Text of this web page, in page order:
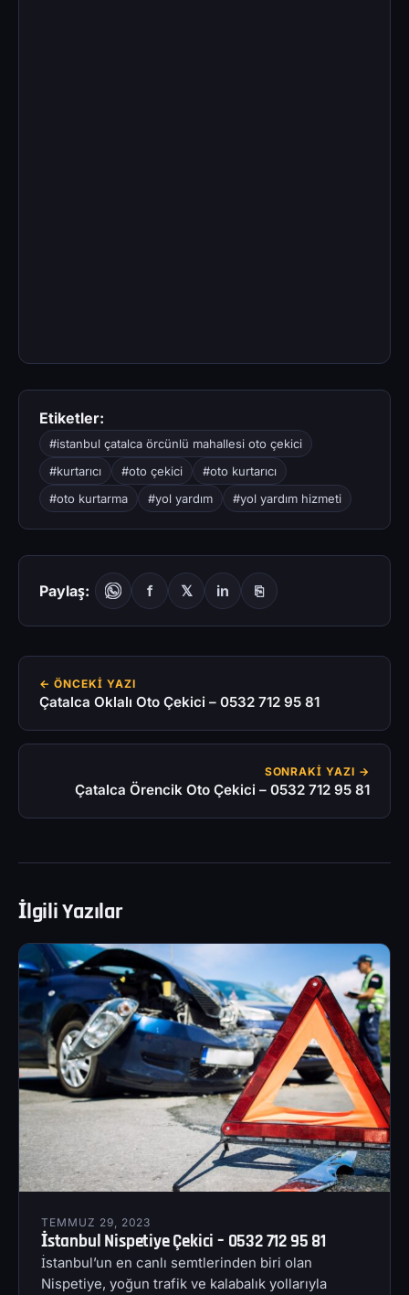
Etiketler:
#istanbul çatalca örcünlü mahallesi oto çekici
#kurtarıcı
#oto çekici
#oto kurtarıcı
#oto kurtarma
#yol yardım #yol yardım hizmeti
Paylaş: f 𝕏 in ⎘
← ÖNCEKI YAZI
Çatalca Oklalı Oto Çekici – 0532 712 95 81
SONRAKI YAZI →
Çatalca Örencik Oto Çekici – 0532 712 95 81
İlgili Yazılar
TEMMUZ 29, 2023
İstanbul Nispetiye Çekici – 0532 712 95 81
İstanbul’un en canlı semtlerinden biri olan
Nispetiye, yoğun trafik ve kalabalık yollarıyla